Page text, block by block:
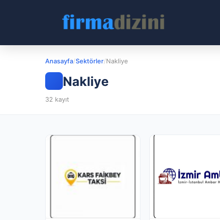
Anasayfa/Sektörler/Nakliye
Nakliye
32 kayıt